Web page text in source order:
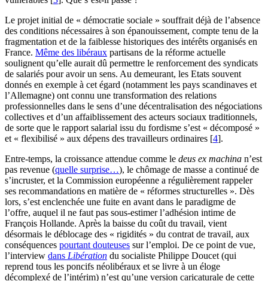
Le projet initial de « démocratie sociale » souffrait déjà de l’absence
des conditions nécessaires à son épanouissement, compte tenu de la
fragmentation et de la faiblesse historiques des intérêts organisés en
France. Même des libéraux partisans de la réforme actuelle
soulignent qu’elle aurait dû permettre le renforcement des syndicats
de salariés pour avoir un sens. Au demeurant, les Etats souvent
donnés en exemple à cet égard (notamment les pays scandinaves et
l’Allemagne) ont connu une transformation des relations
professionnelles dans le sens d’une décentralisation des négociations
collectives et d’un affaiblissement des acteurs sociaux traditionnels,
de sorte que le rapport salarial issu du fordisme s’est « décomposé »
et « flexibilisé » aux dépens des travailleurs ordinaires [4].
Entre-temps, la croissance attendue comme le deus ex machina n’est
pas revenue (quelle surprise…), le chômage de masse a continué de
s’incruster, et la Commission européenne a régulièrement rappeler
ses recommandations en matière de « réformes structurelles ». Dès
lors, s’est enclenchée une fuite en avant dans le paradigme de
l’offre, auquel il ne faut pas sous-estimer l’adhésion intime de
François Hollande. Après la baisse du coût du travail, vient
désormais le déblocage des « rigidités » du contrat de travail, aux
conséquences pourtant douteuses sur l’emploi. De ce point de vue,
l’interview dans Libération du socialiste Philippe Doucet (qui
reprend tous les poncifs néolibéraux et se livre à un éloge
décomplexé de l’intérim) n’est qu’une version caricaturale de cette